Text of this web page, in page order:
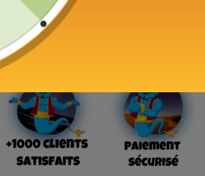
Ajouter au panier